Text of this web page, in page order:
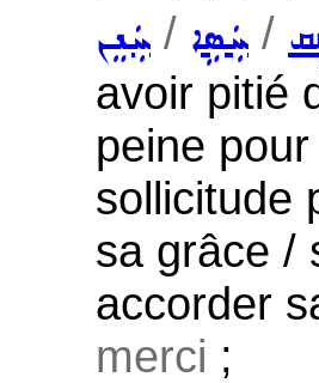
ܚܲܢܸܢ / ܚܲܣܹܐ /
avoir pitié
peine
sollicitude
sa grâce /
accorder
merci ;